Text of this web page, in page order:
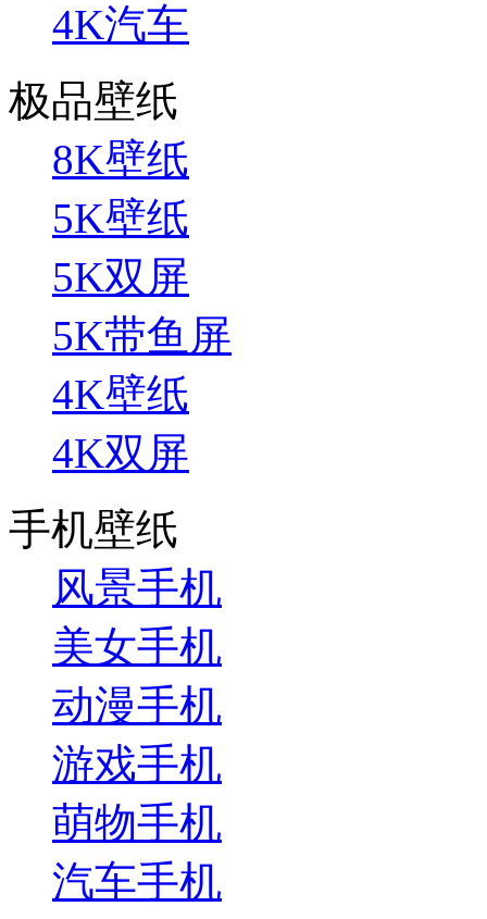
4K汽车
极品壁纸
8K壁纸
5K壁纸
5K双屏
5K带鱼屏
4K壁纸
4K双屏
手机壁纸
风景手机
美女手机
动漫手机
游戏手机
萌物手机
汽车手机